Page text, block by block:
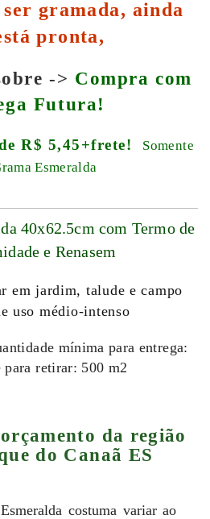
ser gramada, ainda
pronta,
-> Compra com
Futura!
R$ 5,45+frete! Somente
Esmeralda
40x62.5cm com Termo de
e Renasem
em jardim, talude e campo
uso médio-intenso
mínima para entrega:
para retirar: 500 m2
da região
do Canaã ES
costuma variar ao